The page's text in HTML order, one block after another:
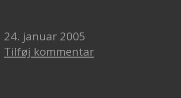
24. januar 2005
Tilføj kommentar